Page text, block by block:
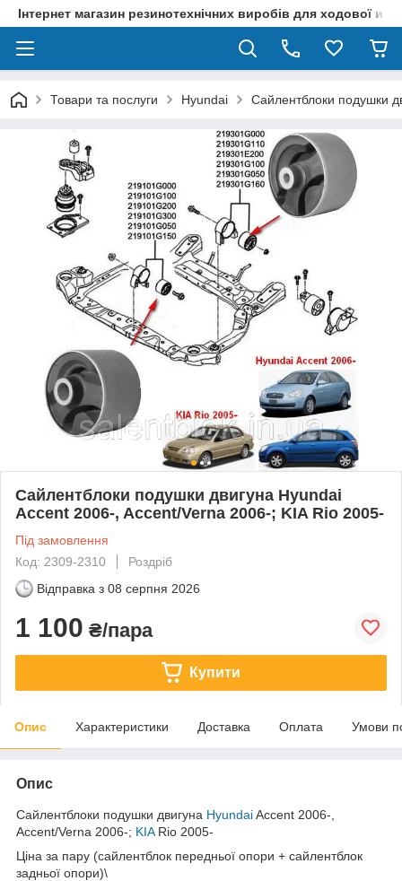
Інтернет магазин резинотехнічних виробів для ходової и
Товари та послуги Hyundai Сайлентблоки подушки
Сайлентблоки подушки двигуна Hyundai
Accent 2006-, Accent/Verna 2006-; KIA Rio 2005-
Під замовлення
Код: 2309-2310
Роздріб
Відправка з 08 серпня 2026
1 100 ₴/пара
Купити
Опис Характеристики Доставка Оплата Умови
Опис
Сайлентблоки подушки двигуна HyundaiAccent 2006-,
Accent/Verna 2006-; KIARio 2005-
Ціна за пару (сайлентблок передньої опори + сайлентблок
задньої опори)\